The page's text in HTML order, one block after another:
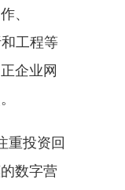
、
工程等
企业网
重投资回
数字营